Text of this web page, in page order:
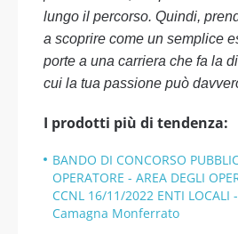
lungo il percorso. Quindi,
a scoprire come un semplice
porte a una carriera che fa la
cui la tua passione può
I prodotti più di tendenza:
BANDO DI CONCORSO
OPERATORE - AREA DEGLI
CCNL 16/11/2022 ENTI
Camagna Monferrato